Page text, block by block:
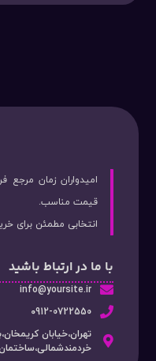
امیدواران زمان
قیمت مناسب.
انتخابی مطمئن برای
با ما در ارتباط باشید
info@yoursite.ir
۰912-0722550
تهران،خیابان